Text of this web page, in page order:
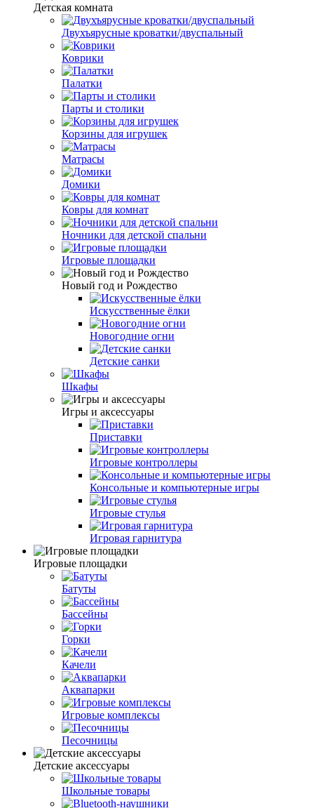
Детская комната
Двухъярусные кроватки/двуспальный
Коврики
Палатки
Парты и столики
Корзины для игрушек
Матрасы
Домики
Ковры для комнат
Ночники для детской спальни
Игровые площадки
Новый год и Рождество
Искусственные ёлки
Новогодние огни
Детские санки
Шкафы
Игры и аксессуары
Приставки
Игровые контроллеры
Консольные и компьютерные игры
Игровые стулья
Игровая гарнитура
Игровые площадки
Батуты
Бассейны
Горки
Качели
Аквапарки
Игровые комплексы
Песочницы
Детские аксессуары
Школьные товары